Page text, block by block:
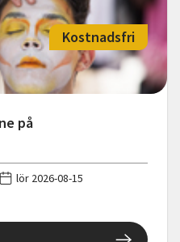
på
Kostnadsfri
lör 2026-08-15